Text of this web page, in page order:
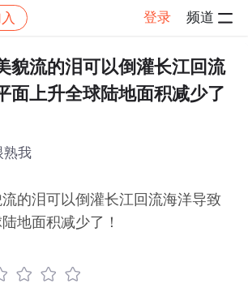
登录 频道
感慨 帖子详情
貌流的泪可以倒灌长江回流
面上升全球陆地面积减少了
熟我
的泪可以倒灌长江回流海洋导致
地面积减少了！